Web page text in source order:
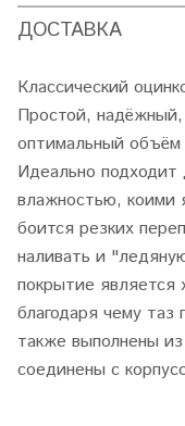
ДОСТАВКА
Классический
Простой,
оптимальный
Идеально
влажностью, коими
боится резких
наливать и
покрытие
благодаря чему
также выполнены
соединены с